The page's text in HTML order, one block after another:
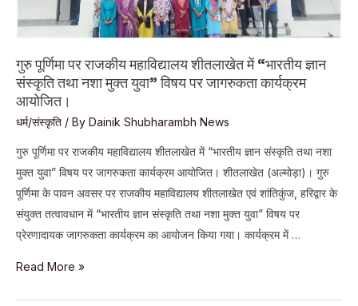
गुरु पूर्णिमा पर राजकीय महाविद्यालय शीतलाखेत में “भारतीय ज्ञान
संस्कृति तथा नशा मुक्त युवा” विषय पर जागरुकता कार्यक्रम
आयोजित।
धर्म/संस्कृति / By Dainik Shubharambh News
गुरु पूर्णिमा पर राजकीय महाविद्यालय शीतलाखेत में “भारतीय ज्ञान संस्कृति तथा नशा
मुक्त युवा” विषय पर जागरुकता कार्यक्रम आयोजित। शीतलाखेत (अल्मोड़ा)। गुरु
पूर्णिमा के पावन अवसर पर राजकीय महाविद्यालय शीतलाखेत एवं शांतिकुंज, हरिद्वार के
संयुक्त तत्वावधान में “भारतीय ज्ञान संस्कृति तथा नशा मुक्त युवा” विषय पर
प्रेरणादायक जागरुकता कार्यक्रम का आयोजन किया गया। कार्यक्रम में …
गुरु
Read More »